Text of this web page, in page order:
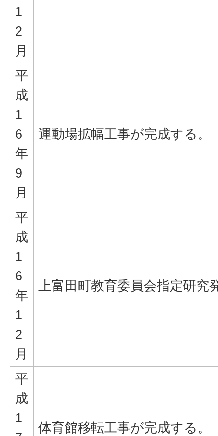
1
2
月
平
成
1
6
年
9
月
運動場拡幅工事が完成する。
平
成
1
6
年
1
2
月
上富田町教育委員会指定研究
平
成
1
体育館移転工事が完成する。